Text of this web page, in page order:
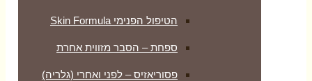
הטיפול הפנימי Skin Formula
ספחת – הסבר מזווית אחרת
פסוריאזיס – לפני ואחרי (גלריה)